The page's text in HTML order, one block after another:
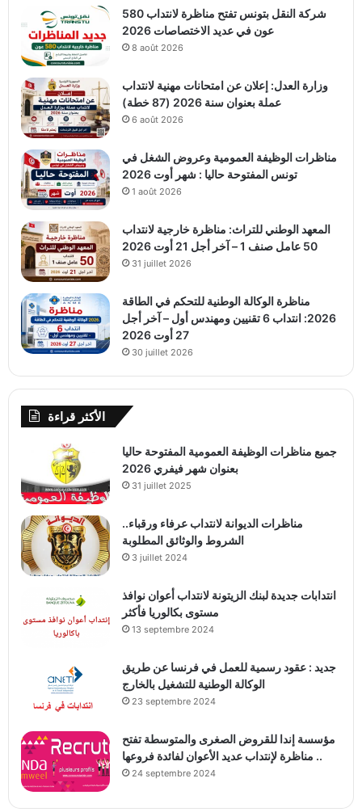
شركة النقل بتونس تفتح مناظرة لانتداب 580
عون في عديد الاختصاصات 2026
8 août 2026
وزارة العدل: إعلان عن امتحانات مهنية لانتداب
عملة بعنوان سنة 2026 (87 خطة)
6 août 2026
مناظرات الوظيفة العمومية وعروض الشغل في
تونس المفتوحة حاليا : شهر أوت 2026
1 août 2026
المعهد الوطني للتراث: مناظرة خارجية لانتداب
50 عامل صنف 1 – آخر أجل 21 أوت 2026
31 juillet 2026
مناظرة الوكالة الوطنية للتحكم في الطاقة
2026: انتداب 6 تقنيين ومهندس أول – آخر أجل
27 أوت 2026
30 juillet 2026
الأكثر قراءة
جميع مناظرات الوظيفة العمومية المفتوحة حاليا
بعنوان شهر فيفري 2026
31 juillet 2025
مناظرات الديوانة لانتداب عرفاء ورقباء..
الشروط والوثائق المطلوبة
3 juillet 2024
انتدابات جديدة لبنك الزيتونة لانتداب أعوان نوافذ
مستوى بكالوريا فأكثر
13 septembre 2024
جديد : عقود رسمية للعمل في فرنسا عن طريق
الوكالة الوطنية للتشغيل بالخارج
23 septembre 2024
مؤسسة إندا للقروض الصغرى والمتوسطة تفتح
مناظرة لإنتداب عديد الأعوان لفائدة فروعها ..
24 septembre 2024